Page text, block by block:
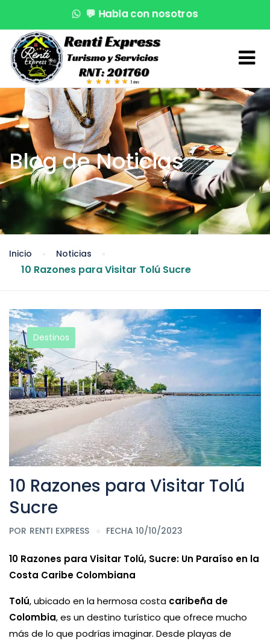
¡Reserva en segundos! 🚤 Atención VIP
💬 Habla con nosotros
Blog de Noticias
Inicio Noticias
10 Razones para Visitar Tolú Sucre
Destinos
10 Razones para Visitar Tolú
Sucre
POR RENTI EXPRESS FECHA 10/10/2023
10 Razones para Visitar Tolú, Sucre: Un Paraíso en la
Costa Caribe Colombiana
Tolú, ubicado en la hermosa costa caribeña de
Colombia, es un destino turístico que ofrece mucho
más de lo que podrías imaginar. Desde playas de